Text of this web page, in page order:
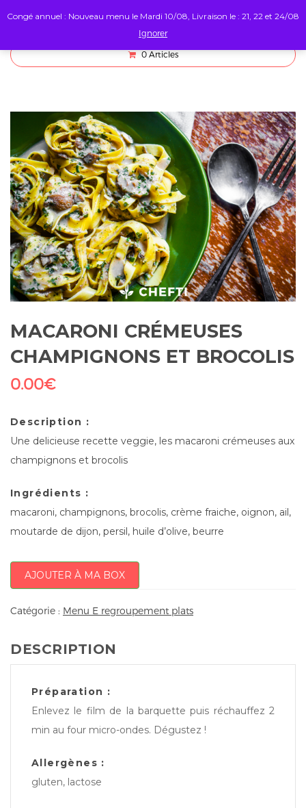
0 Articles
MACARONI CRÉMEUSES
CHAMPIGNONS ET BROCOLIS
0.00€
Description :
Une delicieuse recette veggie, les macaroni crémeuses aux
champignons et brocolis
Ingrédients :
macaroni, champignons, brocolis, crème fraiche, oignon, ail,
moutarde de dijon, persil, huile d’olive, beurre
AJOUTER À MA BOX
Catégorie : Menu E regroupement plats
DESCRIPTION
Préparation :
Enlevez le film de la barquette puis réchauffez 2
min au four micro-ondes. Dégustez !
Allergènes :
gluten, lactose
Congé annuel : Nouveau menu le Mardi 10/08, Livraison le : 21, 22 et 24/08
Ignorer